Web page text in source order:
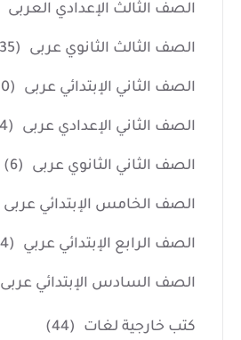
الصف الثالث الإعدادي العربى
الصف الثالث الثانوي عربى (35)
الصف الثاني الإبتدائي عربى (10)
الصف الثاني الإعدادي عربى (14)
الصف الثاني الثانوي عربى (6)
الصف الخامس الإبتدائي عربى
الصف الرابع الإبتدائي عربي (14)
الصف السادس الإبتدائي عربى
كتب خارجية لغات (44)